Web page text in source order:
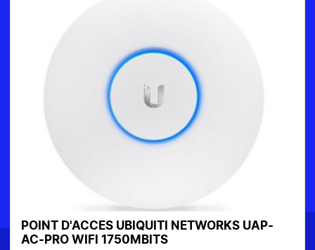
POINT D'ACCES UBIQUITI NETWORKS UAP-
AC-PRO WIFI 1750MBITS